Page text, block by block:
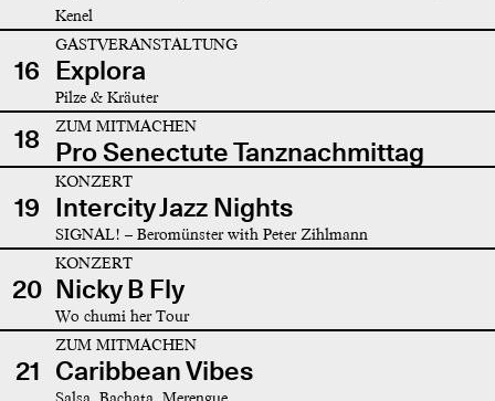
Kenel
16
GASTVERANSTALTUNG
Explora
Pilze & Kräuter
18 ZUM MITMACHEN
Pro Senectute Tanznachmittag
19
KONZERT
Intercity Jazz Nights
SIGNAL! – Beromünster with Peter Zihlmann
20
KONZERT
Nicky B Fly
Wo chumi her Tour
21
ZUM MITMACHEN
Caribbean Vibes